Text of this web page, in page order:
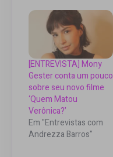
[ENTREVISTA] Mony
Gester conta um pouco
sobre seu novo filme
‘Quem Matou
Verônica?’
Em "Entrevistas com
Andrezza Barros"